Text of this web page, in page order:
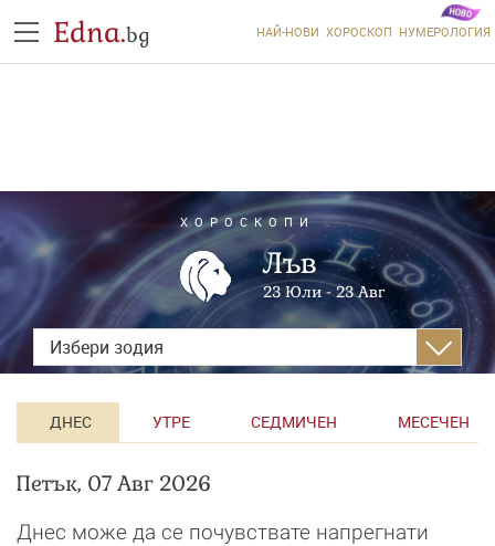
Edna.bg НАЙ-НОВИ ХОРОСКОП НУМЕРОЛОГИЯ
ХОРОСКОПИ
Лъв
23 Юли - 23 Авг
Избери зодия
ДНЕС УТРЕ СЕДМИЧЕН МЕСЕЧЕН
Петък, 07 Авг 2026
Днес може да се почувствате напрегнати